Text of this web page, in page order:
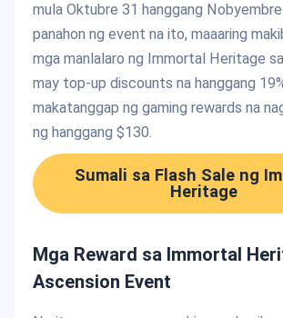
mula Oktubre 31 hanggang
panahon ng event na ito, maaaring
mga manlalaro ng Immortal Heritage
may top-up discounts na hanggang
makatanggap ng gaming rewards na
ng hanggang $130.
Sumali sa Flash Sale ng
Heritage
Mga Reward sa Immortal
Ascension Event